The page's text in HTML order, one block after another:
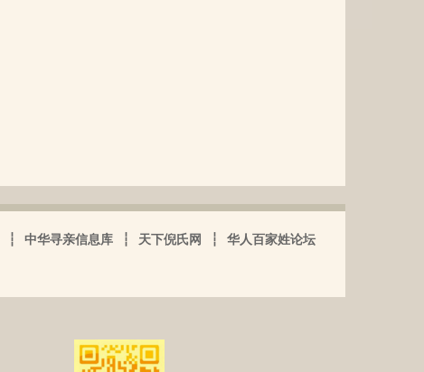
┆ 中华寻亲信息库 ┆ 天下倪氏网 ┆
华人百家姓论坛